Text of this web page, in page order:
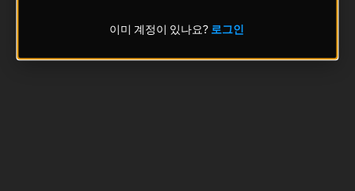
이미 계정이 있나요? 로그인